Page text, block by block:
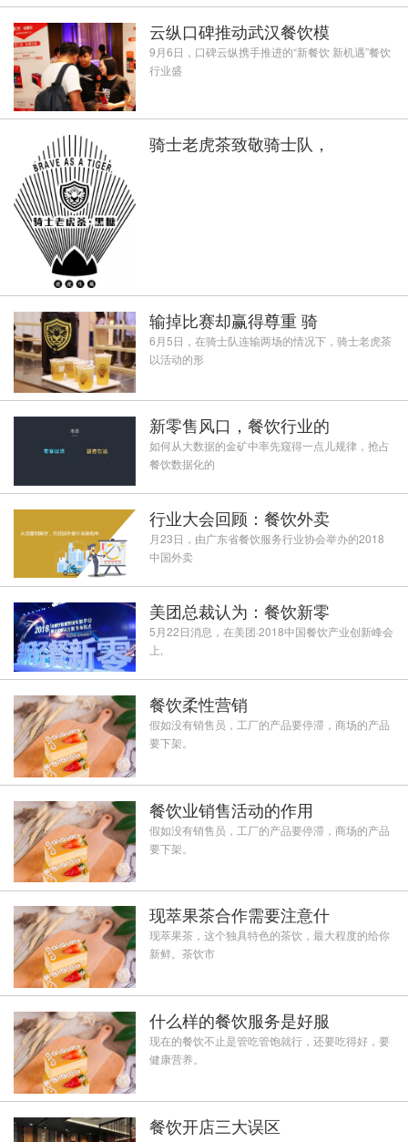
云纵口碑推动武汉餐饮模
9月6日，口碑云纵携手推进的“新餐饮 新机遇”餐饮
行业盛
骑士老虎茶致敬骑士队，
输掉比赛却赢得尊重 骑
6月5日，在骑士队连输两场的情况下，骑士老虎茶
以活动的形
新零售风口，餐饮行业的
如何从大数据的金矿中率先窥得一点儿规律，抢占
餐饮数据化的
行业大会回顾：餐饮外卖
月23日，由广东省餐饮服务行业协会举办的2018
中国外卖
美团总裁认为：餐饮新零
5月22日消息，在美团·2018中国餐饮产业创新峰会
上,
餐饮柔性营销
假如没有销售员，工厂的产品要停滞，商场的产品
要下架。
餐饮业销售活动的作用
假如没有销售员，工厂的产品要停滞，商场的产品
要下架。
现萃果茶合作需要注意什
现萃果茶，这个独具特色的茶饮，最大程度的给你
新鲜。茶饮市
什么样的餐饮服务是好服
现在的餐饮不止是管吃管饱就行，还要吃得好，要
健康营养。
餐饮开店三大误区